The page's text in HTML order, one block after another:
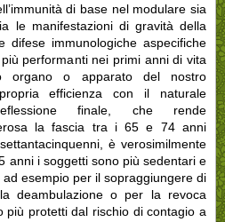
di base nel modulare sia
le manifestazioni di gravità della
difese immunologiche aspecifiche
performanti nei primi anni di vita
organo o apparato del nostro
efficienza con il naturale
finale, che rende
la fascia tra i 65 e 74 anni
è verosimilmente
anni i soggetti sono più sedentari e
esempio per il sopraggiungere di
deambulazione o per la revoca
più protetti dal rischio di contagio a